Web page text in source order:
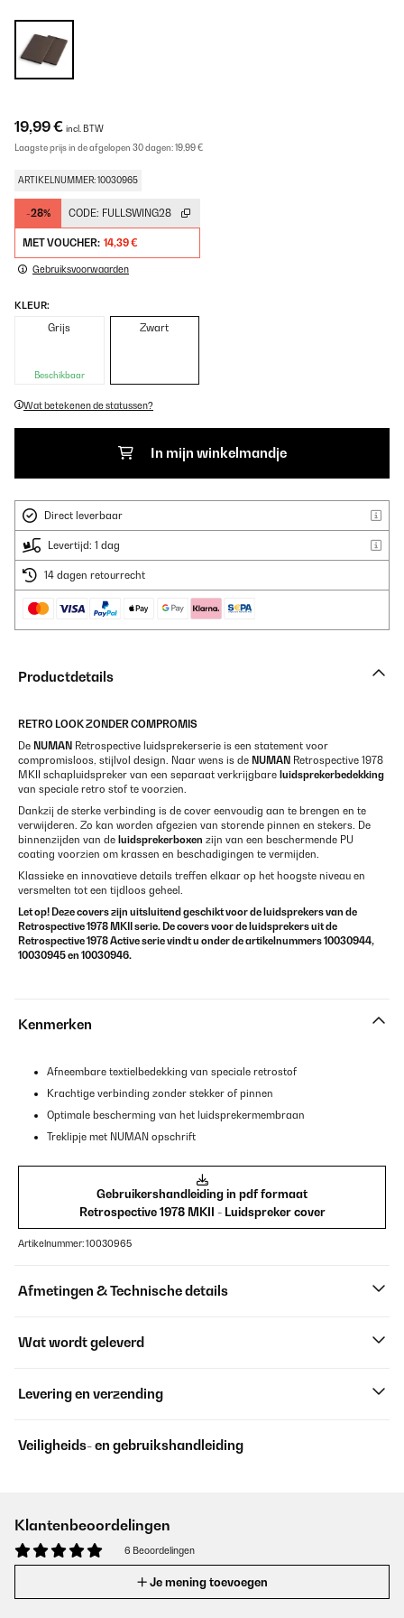
19,99 € incl. BTW
Laagste prijs in de afgelopen 30 dagen:19,99 €
ARTIKELNUMMER: 10030965
-28% CODE: FULLSWING28
MET VOUCHER: 14,39 €
Gebruiksvoorwaarden
KLEUR:
Grijs
Beschikbaar
Zwart
Wat betekenen de statussen?
In mijn winkelmandje
Direct leverbaar
Levertijd: 1 dag
14 dagen retourrecht
Productdetails
RETRO LOOK ZONDER COMPROMIS
De NUMAN Retrospective luidsprekerserie is een statement voor
compromisloos, stijlvol design. Naar wens is de NUMAN Retrospective 1978
MKII schapluidspreker van een separaat verkrijgbare luidsprekerbedekking
van speciale retro stof te voorzien.
Dankzij de sterke verbinding is de cover eenvoudig aan te brengen en te
verwijderen. Zo kan worden afgezien van storende pinnen en stekers. De
binnenzijden van de luidsprekerboxen zijn van een beschermende PU
coating voorzien om krassen en beschadigingen te vermijden.
Klassieke en innovatieve details treffen elkaar op het hoogste niveau en
versmelten tot een tijdloos geheel.
Let op! Deze covers zijn uitsluitend geschikt voor de luidsprekers van de
Retrospective 1978 MKII serie. De covers voor de luidsprekers uit de
Retrospective 1978 Active serie vindt u onder de artikelnummers 10030944,
10030945 en 10030946.
Kenmerken
Afneembare textielbedekking van speciale retrostof
Krachtige verbinding zonder stekker of pinnen
Optimale bescherming van het luidsprekermembraan
Treklipje met NUMAN opschrift
Gebruikershandleiding in pdf formaat
Retrospective 1978 MKII - Luidspreker cover
Artikelnummer: 10030965
Afmetingen & Technische details
Wat wordt geleverd
Levering en verzending
Veiligheids- en gebruikshandleiding
Klantenbeoordelingen
6 Beoordelingen
Je mening toevoegen